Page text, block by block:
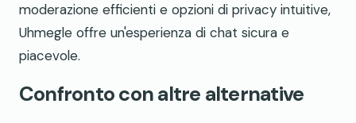
moderazione efficienti e opzioni di privacy intuitive,
Uhmegle offre un'esperienza di chat sicura e
piacevole.
Confronto con altre alternative